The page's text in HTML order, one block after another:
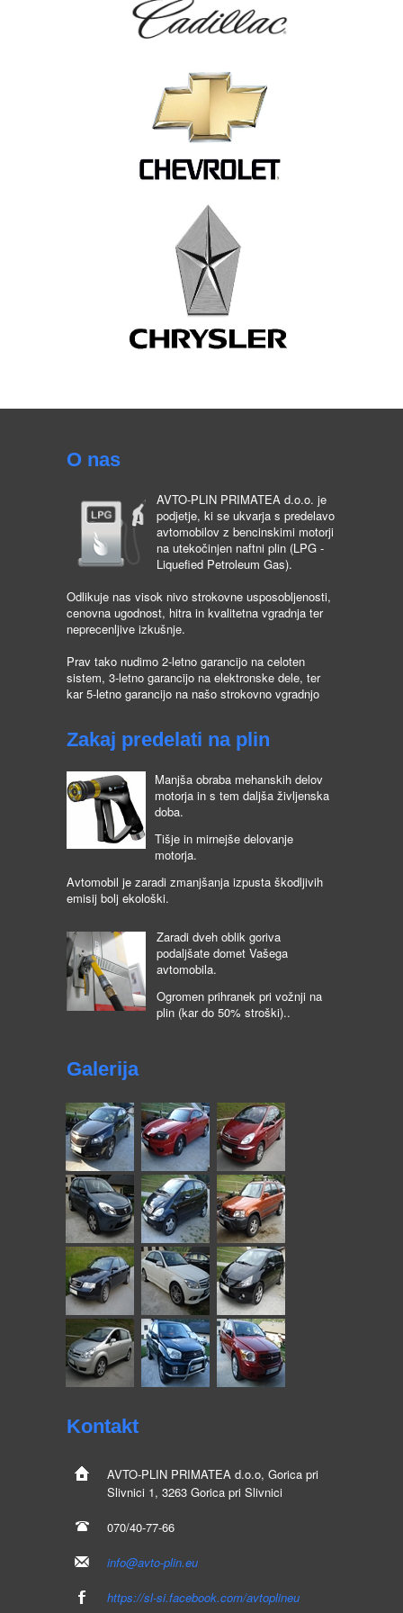
O nas
AVTO-PLIN PRIMATEA d.o.o. je
podjetje, ki se ukvarja s predelavo
avtomobilov z bencinskimi motorji
na utekočinjen naftni plin (LPG -
Liquefied Petroleum Gas).
Odlikuje nas visok nivo strokovne usposobljenosti,
cenovna ugodnost, hitra in kvalitetna vgradnja ter
neprecenljive izkušnje.
Prav tako nudimo 2-letno garancijo na celoten
sistem, 3-letno garancijo na elektronske dele, ter
kar 5-letno garancijo na našo strokovno vgradnjo
Zakaj predelati na plin
Manjša obraba mehanskih delov
motorja in s tem daljša življenska
doba.
Tišje in mirnejše delovanje
motorja.
Avtomobil je zaradi zmanjšanja izpusta škodljivih
emisij bolj ekološki.
Zaradi dveh oblik goriva
podaljšate domet Vašega
avtomobila.
Ogromen prihranek pri vožnji na
plin (kar do 50% stroški)..
Galerija
Kontakt
AVTO-PLIN PRIMATEA d.o.o, Gorica pri
Slivnici 1, 3263 Gorica pri Slivnici
070/40-77-66
info@avto-plin.eu
https://sl-si.facebook.com/avtoplineu